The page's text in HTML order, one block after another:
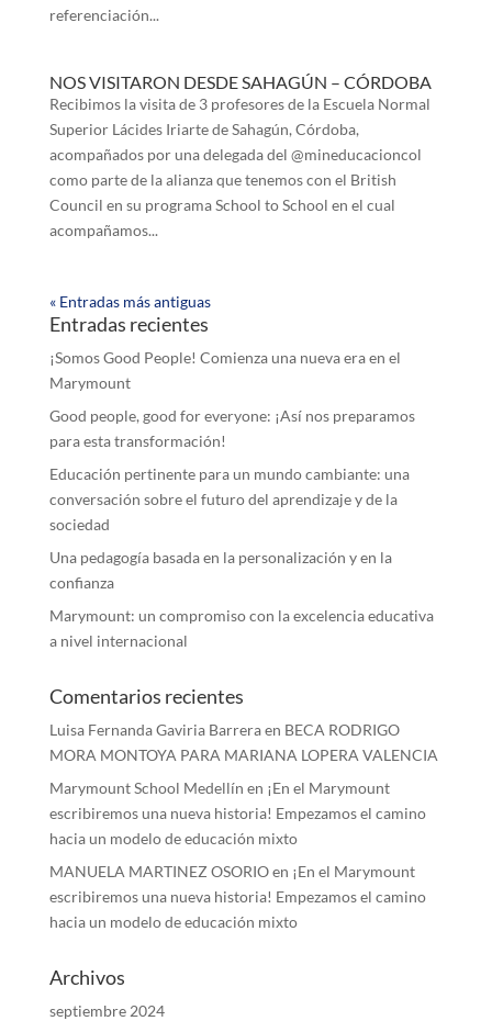
referenciación...
NOS VISITARON DESDE SAHAGÚN – CÓRDOBA
Recibimos la visita de 3 profesores de la Escuela Normal
Superior Lácides Iriarte de Sahagún, Córdoba,
acompañados por una delegada del @mineducacioncol
como parte de la alianza que tenemos con el British
Council en su programa School to School en el cual
acompañamos...
« Entradas más antiguas
Entradas recientes
¡Somos Good People! Comienza una nueva era en el
Marymount
Good people, good for everyone: ¡Así nos preparamos
para esta transformación!
Educación pertinente para un mundo cambiante: una
conversación sobre el futuro del aprendizaje y de la
sociedad
Una pedagogía basada en la personalización y en la
confianza
Marymount: un compromiso con la excelencia educativa
a nivel internacional
Comentarios recientes
Luisa Fernanda Gaviria Barreraen BECA RODRIGO
MORA MONTOYA PARA MARIANA LOPERA VALENCIA
Marymount School Medellín en ¡En el Marymount
escribiremos una nueva historia! Empezamos el camino
hacia un modelo de educación mixto
MANUELA MARTINEZ OSORIOen ¡En el Marymount
escribiremos una nueva historia! Empezamos el camino
hacia un modelo de educación mixto
Archivos
septiembre 2024